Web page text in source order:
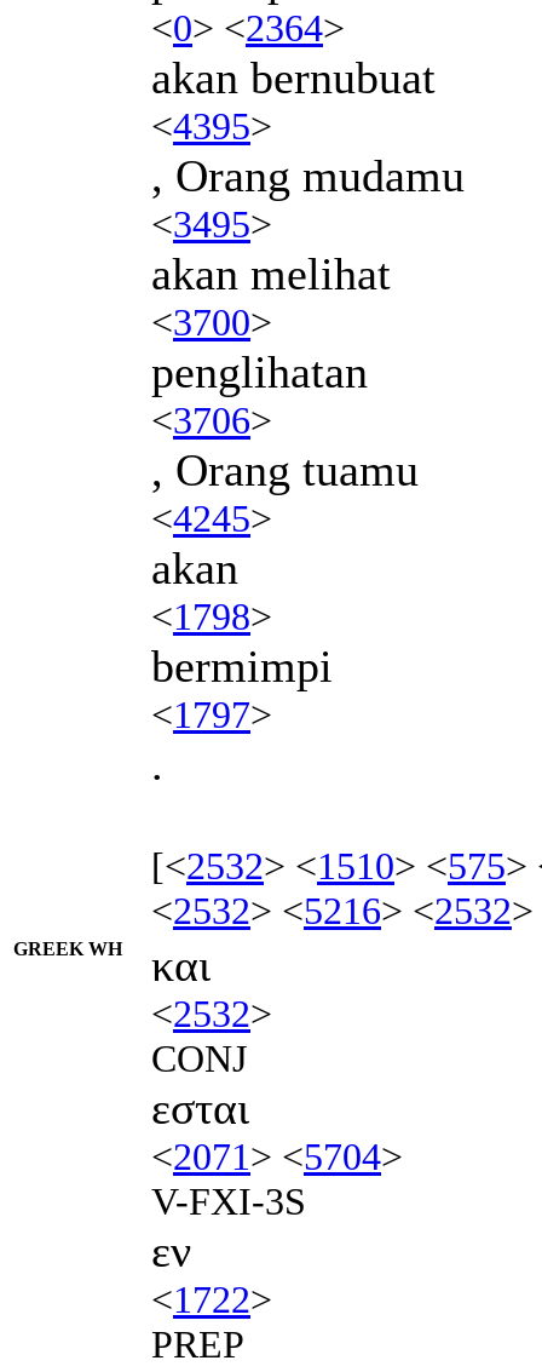
<0> <2364>
akan bernubuat
<4395>
, Orang mudamu
<3495>
akan melihat
<3700>
penglihatan
<3706>
, Orang tuamu
<4245>
akan
<1798>
bermimpi
<1797>
.
[<2532> <1510> <575>
<2532> <5216> <2532
GREEK WH και
<2532>
CONJ
εσται
<2071> <5704>
V-FXI-3S
εν
<1722>
PREP